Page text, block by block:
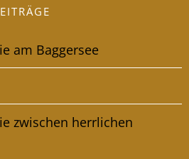
am Baggersee
zwischen herrlichen